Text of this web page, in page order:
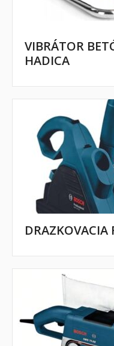
VIBRÁTOR
HADICA
DRAZKOVACIA